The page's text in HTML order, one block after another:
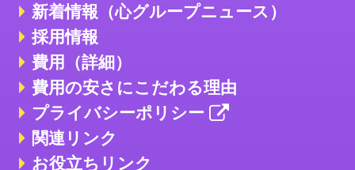
新着情報（心グループニュース）
採用情報
費用（詳細）
費用の安さにこだわる理由
プライバシーポリシー
関連リンク
お役立ちリンク